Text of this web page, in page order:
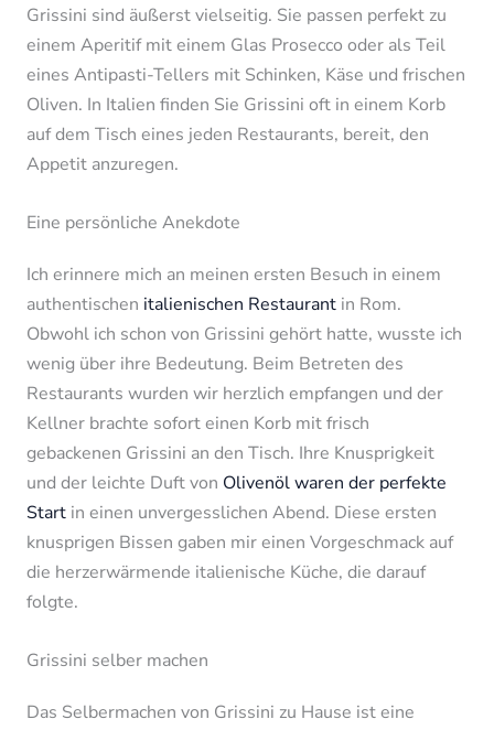
Grissini sind äußerst vielseitig. Sie passen perfekt zu
einem Aperitif mit einem Glas Prosecco oder als Teil
eines Antipasti-Tellers mit Schinken, Käse und frischen
Oliven. In Italien finden Sie Grissini oft in einem Korb
auf dem Tisch eines jeden Restaurants, bereit, den
Appetit anzuregen.
Eine persönliche Anekdote
Ich erinnere mich an meinen ersten Besuch in einem
authentischen italienischen Restaurant in Rom.
Obwohl ich schon von Grissini gehört hatte, wusste ich
wenig über ihre Bedeutung. Beim Betreten des
Restaurants wurden wir herzlich empfangen und der
Kellner brachte sofort einen Korb mit frisch
gebackenen Grissini an den Tisch. Ihre Knusprigkeit
und der leichte Duft von Olivenöl waren der perfekte
Start in einen unvergesslichen Abend. Diese ersten
knusprigen Bissen gaben mir einen Vorgeschmack auf
die herzerwärmende italienische Küche, die darauf
folgte.
Grissini selber machen
Das Selbermachen von Grissini zu Hause ist eine